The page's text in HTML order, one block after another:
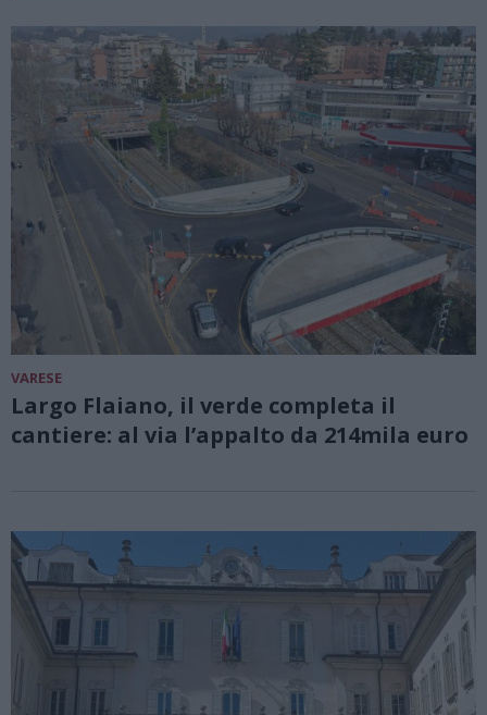
VARESE
Largo Flaiano, il verde completa il
cantiere: al via l’appalto da 214mila euro